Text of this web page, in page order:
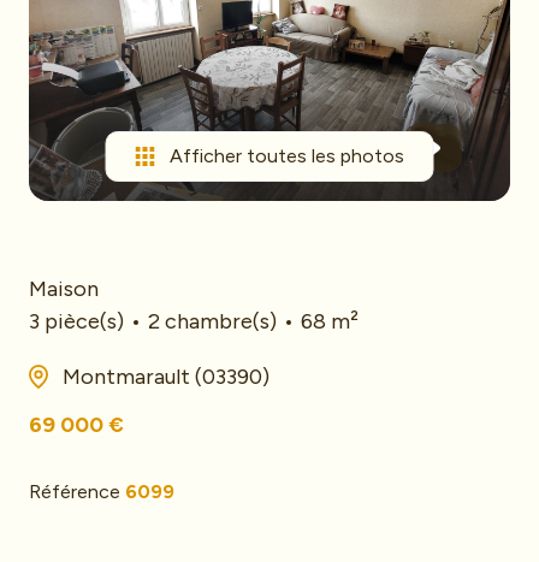
Contact
Biens
vendus
Afficher toutes les photos
Maison
3 pièce(s)
2 chambre(s) 68 m²
Montmarault (03390)
69 000 €
Référence 6099